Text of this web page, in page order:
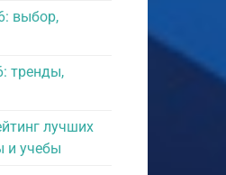
выбор,
тренды,
лучших
и учебы